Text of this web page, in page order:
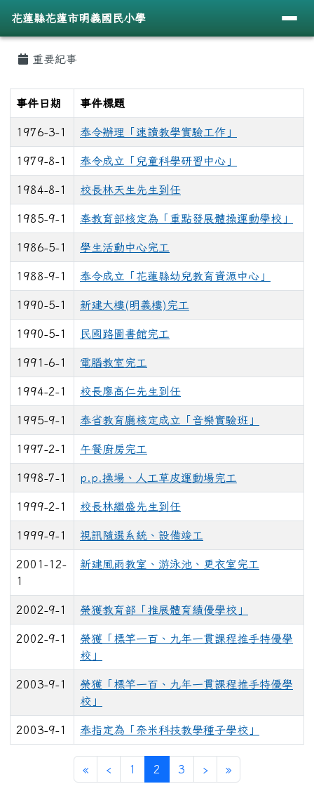
花蓮縣花蓮市明義國民小學
導覽列
花蓮縣花蓮市明義國民小學
主內容區域
重要紀事
事件日期 事件標題
1976-3-1 奉令辦理「速讀教學實驗工作」
1979-8-1 奉令成立「兒童科學研習中心」
1984-8-1 校長林天生先生到任
1985-9-1 奉教育部核定為「重點發展體操運動學校」
1986-5-1 學生活動中心完工
1988-9-1 奉令成立「花蓮縣幼兒教育資源中心」
1990-5-1 新建大樓(明義樓)完工
1990-5-1 民國路圖書館完工
1991-6-1 電腦教室完工
1994-2-1 校長廖高仁先生到任
1995-9-1 奉省教育廳核定成立「音樂實驗班」
1997-2-1 午餐廚房完工
1998-7-1 p.p.操場、人工草皮運動場完工
1999-2-1 校長林繼盛先生到任
1999-9-1 視訊隨選系統、設備竣工
2001-12-
1
新建風雨教室、游泳池、更衣室完工
2002-9-1 榮獲教育部「推展體育績優學校」
2002-9-1
榮獲「標竿一百、九年一貫課程推手特優學
校」
2003-9-1
榮獲「標竿一百、九年一貫課程推手特優學
校」
2003-9-1 奉指定為「奈米科技教學種子學校」
«第一頁
‹ 上一頁
1 2 (目前頁次)
3 ›下一頁
»最後頁
頁尾區域